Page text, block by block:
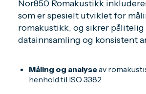
Nor850 Romakustikk
som er spesielt utviklet for
romakustikk, og sikrer pålitelig
datainnsamling og konsistent
Måling og analyseav
henhold til ISO 3382